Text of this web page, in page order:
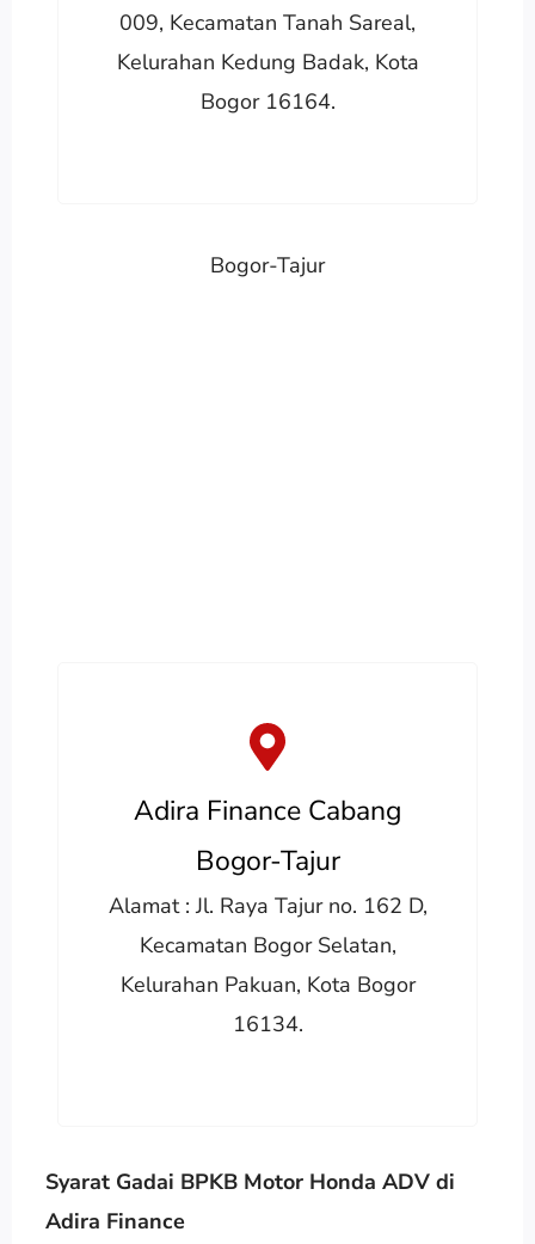
009, Kecamatan Tanah Sareal,
Kelurahan Kedung Badak, Kota
Bogor 16164.
Bogor-Tajur
Adira Finance Cabang
Bogor-Tajur
Alamat : Jl. Raya Tajur no. 162 D,
Kecamatan Bogor Selatan,
Kelurahan Pakuan, Kota Bogor
16134.
Syarat Gadai BPKB Motor Honda ADV di
Adira Finance